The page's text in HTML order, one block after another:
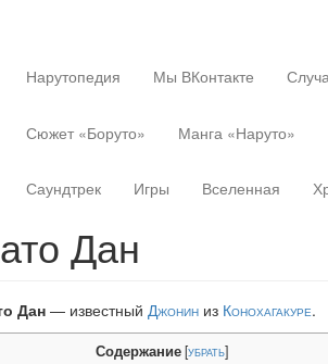
Нарутопедия Мы ВКонтакте
Сюжет «Боруто» Манга «Наруто»
Саундтрек Игры Вселенная
Дан
Дан — известный Джонин из Конохагакуре.
Содержание[убрать]